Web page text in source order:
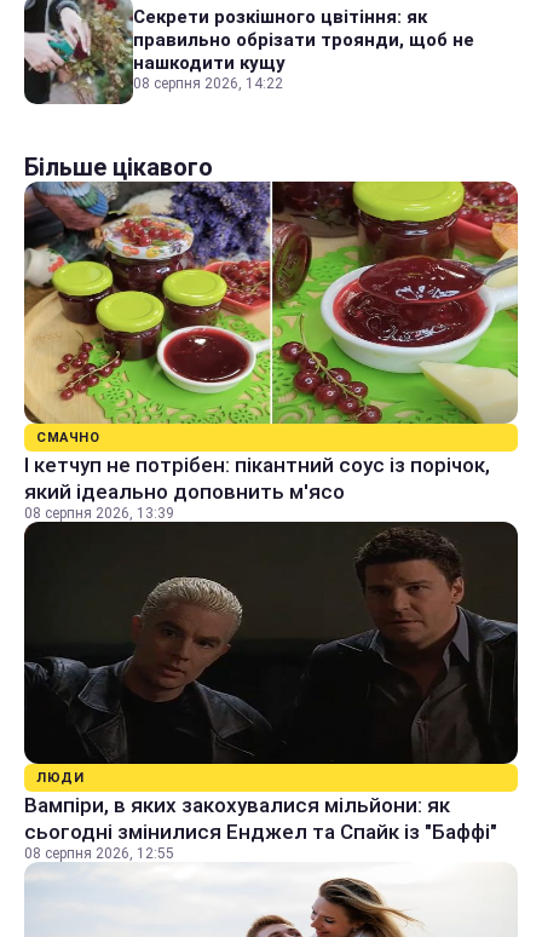
Секрети розкішного цвітіння: як
правильно обрізати троянди, щоб не
нашкодити кущу
08 серпня 2026, 14:22
Більше цікавого
СМАЧНО
І кетчуп не потрібен: пікантний соус із порічок,
який ідеально доповнить м'ясо
08 серпня 2026, 13:39
ЛЮДИ
Вампіри, в яких закохувалися мільйони: як
сьогодні змінилися Енджел та Спайк із "Баффі"
08 серпня 2026, 12:55